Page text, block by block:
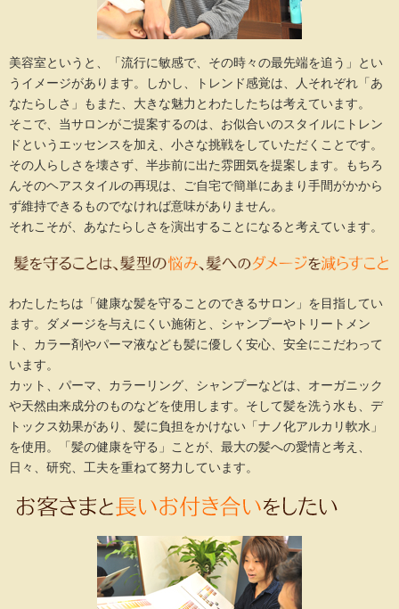
美容室というと、「流行に敏感で、その時々の最先端を追う」とい
うイメージがあります。しかし、トレンド感覚は、人それぞれ「あ
なたらしさ」もまた、大きな魅力とわたしたちは考えています。
そこで、当サロンがご提案するのは、お似合いのスタイルにトレン
ドというエッセンスを加え、小さな挑戦をしていただくことです。
その人らしさを壊さず、半歩前に出た雰囲気を提案します。もちろ
んそのヘアスタイルの再現は、ご自宅で簡単にあまり手間がかから
ず維持できるものでなければ意味がありません。
それこそが、あなたらしさを演出することになると考えています。
わたしたちは「健康な髪を守ることのできるサロン」を目指してい
ます。ダメージを与えにくい施術と、シャンプーやトリートメン
ト、カラー剤やパーマ液なども髪に優しく安心、安全にこだわって
います。
カット、パーマ、カラーリング、シャンプーなどは、オーガニック
や天然由来成分のものなどを使用します。そして髪を洗う水も、デ
トックス効果があり、髪に負担をかけない「ナノ化アルカリ軟水」
を使用。「髪の健康を守る」ことが、最大の髪への愛情と考え、
日々、研究、工夫を重ねて努力しています。